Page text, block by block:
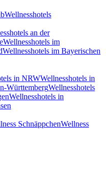
Wellnesshotels
an der
Wellnesshotels im
Wellnesshotels im Bayerischen
in NRWWellnesshotels in
WürttembergWellnesshotels
Wellnesshotels in
SchnäppchenWellness